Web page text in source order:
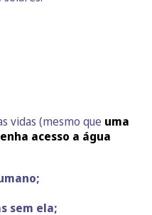
vidas (mesmo que uma
acesso a água
sem ela;